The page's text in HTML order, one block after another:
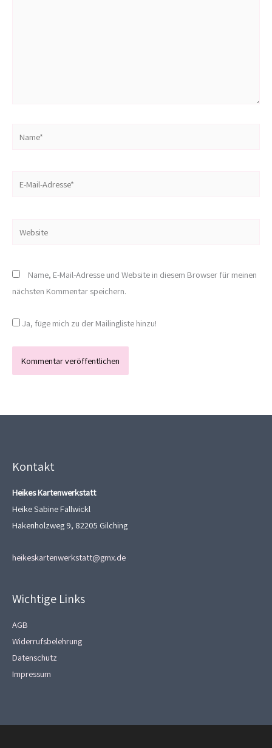
Website
Name, E-Mail-Adresse und Website in diesem Browser für meinen
nächsten Kommentar speichern.
Ja, füge mich zu der Mailingliste hinzu!
Kontakt
Heikes Kartenwerkstatt
Heike Sabine Fallwickl
Hakenholzweg 9, 82205 Gilching
heikeskartenwerkstatt@gmx.de
Wichtige Links
AGB
Widerrufsbelehrung
Datenschutz
Impressum